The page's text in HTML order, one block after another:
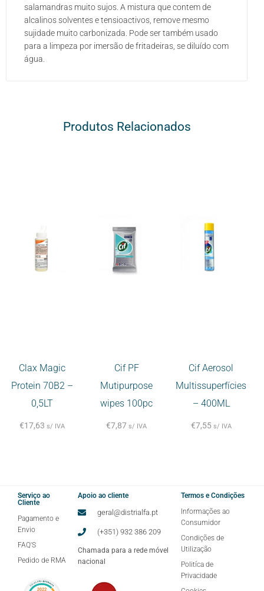
salamandras muito sujos. A mistura que contem de
alcalinos solventes e tensioactivos, remove mesmo
sujidade muito carbonizada. Pode ser também usado
para a limpeza por imersão de fritadeiras, se diluído com
água.
Produtos Relacionados
Clax Magic
Protein 70B2 –
0,5LT
€17,63 s/ IVA
Cif PF
Mutipurpose
wipes 100pc
€7,87 s/ IVA
Cif Aerosol
Multissuperfícies
– 400ML
€7,55 s/ IVA
Serviço ao
Cliente
Pagamento e
Envio
FAQ'S
Pedido de RMA
Apoio ao cliente
geral@distrialfa.pt
(+351) 932 386 209
Chamada para a rede móvel
nacional
Termos e Condições
Informações ao
Consumidor
Condições de
Utilização
Politíca de
Privacidade